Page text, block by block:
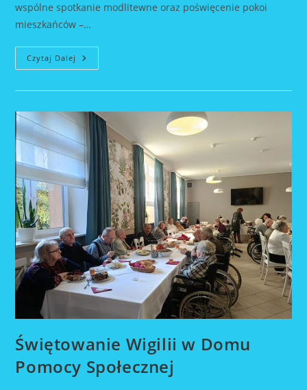
wspólne spotkanie modlitewne oraz poświęcenie pokoi
mieszkańców –…
Czytaj Dalej Wizyta
Duszpasterska
Świętowanie Wigilii w Domu
Pomocy Społecznej